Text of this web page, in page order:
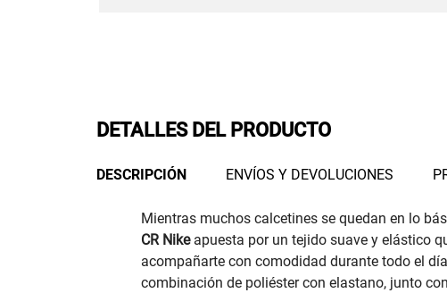
DETALLES DEL PRODUCTO
DESCRIPCIÓN ENVÍOS Y DEVOLUCIONES
Mientras muchos calcetines se quedan en lo
CR Nikeapuesta por un tejido suave y elástico
acompañarte con comodidad durante todo el
combinación de poliéster con elastano, junto